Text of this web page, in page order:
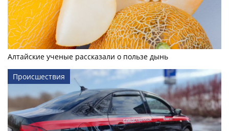
Алтайские ученые рассказали о пользе дынь
Происшествия